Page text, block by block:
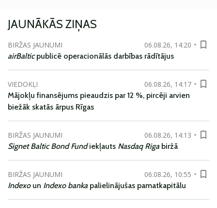
JAUNĀKĀS ZIŅAS
BIRŽAS JAUNUMI
06.08.26, 14:20
airBalticpublicē operacionālās darbības rādītājus
VIEDOKĻI
06.08.26, 14:17
Mājokļu finansējums pieaudzis par 12 %, pircēji arvien
biežāk skatās ārpus Rīgas
BIRŽAS JAUNUMI
06.08.26, 14:13
Signet Baltic Bond Fundiekļauts Nasdaq Riga biržā
BIRŽAS JAUNUMI
06.08.26, 10:55
Indexoun Indexo banka palielinājušas pamatkapitālu